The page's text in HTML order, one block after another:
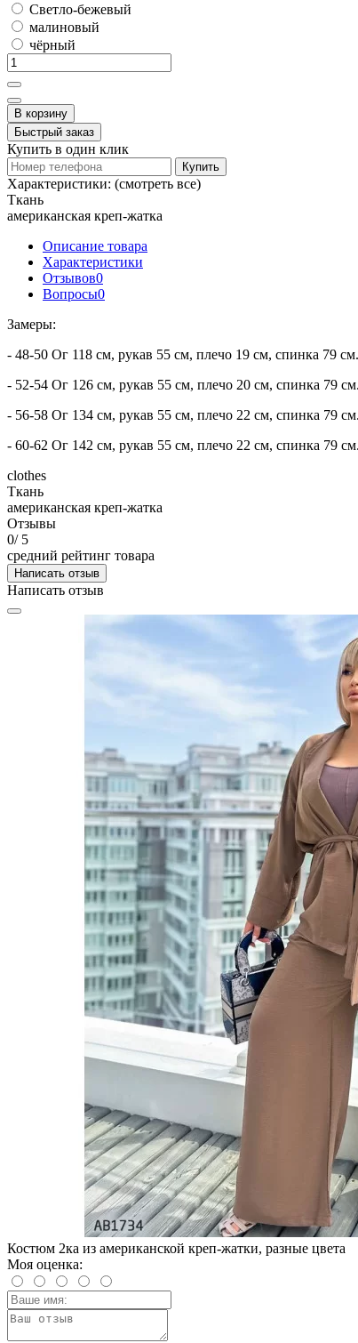
Светло-бежевый
малиновый
чёрный
В корзину
Быстрый заказ
Купить в один клик
Купить
Характеристики: (смотреть все)
Ткань
американская креп-жатка
Описание товара
Характеристики
Отзывов0
Вопросы0
Замеры:
- 48-50 Ог 118 см, рукав 55 см, плечо 19 см, спинка 79
- 52-54 Ог 126 см, рукав 55 см, плечо 20 см, спинка 79
- 56-58 Ог 134 см, рукав 55 см, плечо 22 см, спинка 79
- 60-62 Ог 142 см, рукав 55 см, плечо 22 см, спинка 79
clothes
Ткань
американская креп-жатка
Отзывы
0/ 5
средний рейтинг товара
Написать отзыв
Написать отзыв
Костюм 2ка из американской креп-жатки, разные цвета
Моя оценка: